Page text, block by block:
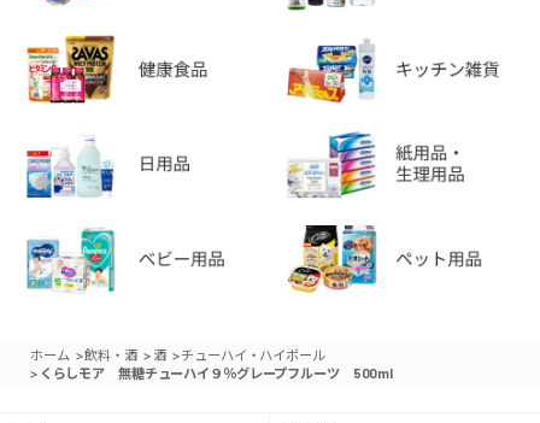
ホーム >飲料・酒 > 酒 >チューハイ・ハイボール
> くらしモア 無糖チューハイ９％グレープフルーツ 500ml